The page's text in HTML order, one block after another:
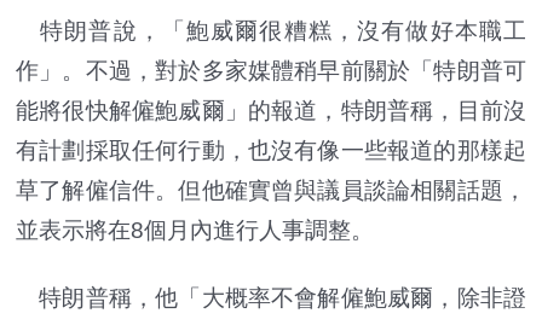
特朗普說，「鮑威爾很糟糕，沒有做好本職工
作」。不過，對於多家媒體稍早前關於「特朗普可
能將很快解僱鮑威爾」的報道，特朗普稱，目前沒
有計劃採取任何行動，也沒有像一些報道的那樣起
草了解僱信件。但他確實曾與議員談論相關話題，
並表示將在8個月內進行人事調整。
特朗普稱，他「大概率不會解僱鮑威爾，除非證